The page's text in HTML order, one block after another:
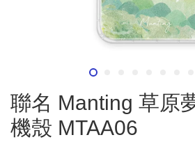
聯名 Manting 草原
機殼 MTAA06